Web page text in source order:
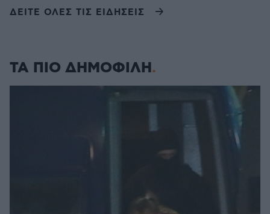
ΔΕΙΤΕ ΟΛΕΣ ΤΙΣ ΕΙΔΗΣΕΙΣ
ΤΑ ΠΙΟ ΔΗΜΟΦΙΛΗ